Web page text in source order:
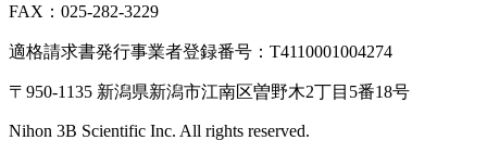
FAX：025-282-3229
適格請求書発行事業者登録番号：T4110001004274
〒950-1135 新潟県新潟市江南区曽野木2丁目5番18号
Nihon 3B Scientific Inc. All rights reserved.